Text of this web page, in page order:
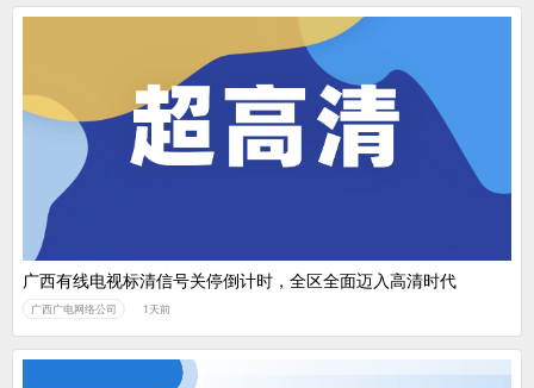
广西有线电视标清信号关停倒计时，全区全面迈入高清时代
广西广电网络公司 1天前